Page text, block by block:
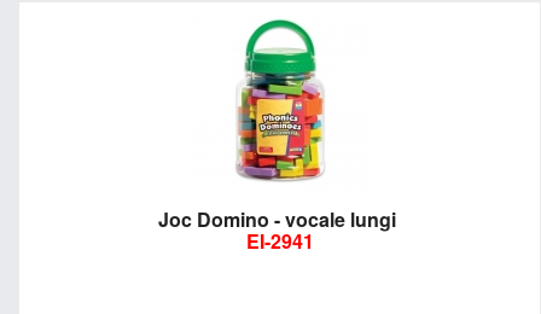
Joc Domino - vocale lungi
EI-2941